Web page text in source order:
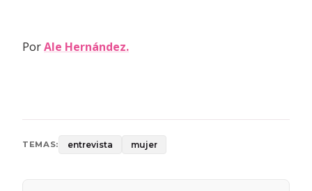
PorAle Hernández.
TEMAS: entrevista mujer